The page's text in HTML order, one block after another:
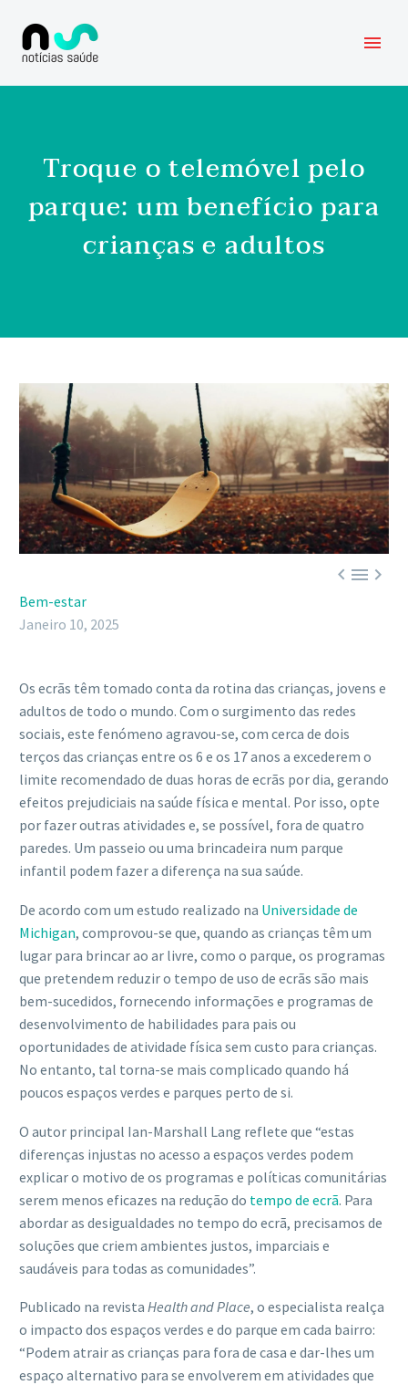
Troque o telemóvel pelo
parque: um benefício para
crianças e adultos

Bem-estar
Janeiro 10, 2025
Os ecrãs têm tomado conta da rotina das crianças, jovens e
adultos de todo o mundo. Com o surgimento das redes
sociais, este fenómeno agravou-se, com cerca de dois
terços das crianças entre os 6 e os 17 anos a excederem o
limite recomendado de duas horas de ecrãs por dia, gerando
efeitos prejudiciais na saúde física e mental. Por isso, opte
por fazer outras atividades e, se possível, fora de quatro
paredes. Um passeio ou uma brincadeira num parque
infantil podem fazer a diferença na sua saúde.
De acordo com um estudo realizado na Universidade de
Michigan, comprovou-se que, quando as crianças têm um
lugar para brincar ao ar livre, como o parque, os programas
que pretendem reduzir o tempo de uso de ecrãs são mais
bem-sucedidos, fornecendo informações e programas de
desenvolvimento de habilidades para pais ou
oportunidades de atividade física sem custo para crianças.
No entanto, tal torna-se mais complicado quando há
poucos espaços verdes e parques perto de si.
O autor principal Ian-Marshall Lang reflete que “estas
diferenças injustas no acesso a espaços verdes podem
explicar o motivo de os programas e políticas comunitárias
serem menos eficazes na redução do tempo de ecrã. Para
abordar as desigualdades no tempo do ecrã, precisamos de
soluções que criem ambientes justos, imparciais e
saudáveis para todas as comunidades”.
Publicado na revista Health and Place, o especialista realça
o impacto dos espaços verdes e do parque em cada bairro:
“Podem atrair as crianças para fora de casa e dar-lhes um
espaço alternativo para se envolverem em atividades que